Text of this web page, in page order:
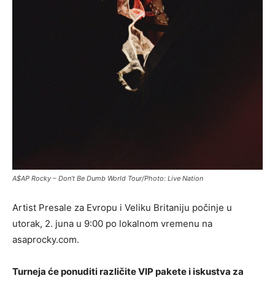
A$AP Rocky – Don’t Be Dumb World Tour/Photo: Live Nation
Artist Presale za Evropu i Veliku Britaniju počinje u
utorak, 2. juna u 9:00 po lokalnom vremenu na
asaprocky.com.
Turneja će ponuditi različite VIP pakete i iskustva za